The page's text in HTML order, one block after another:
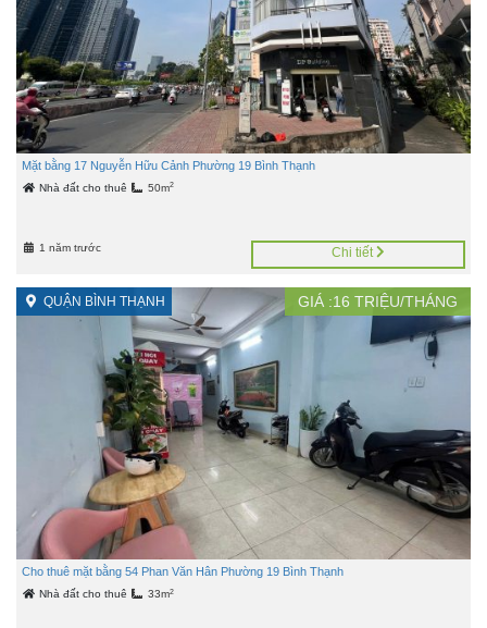
Mặt bằng 17 Nguyễn Hữu Cảnh Phường 19 Bình Thạnh
Nhà đất cho thuê 50m2
1 năm trước Chi tiết
QUẬN BÌNH THẠNH GIÁ :16 TRIỆU/THÁNG
Cho thuê mặt bằng 54 Phan Văn Hân Phường 19 Bình Thạnh
Nhà đất cho thuê 33m2